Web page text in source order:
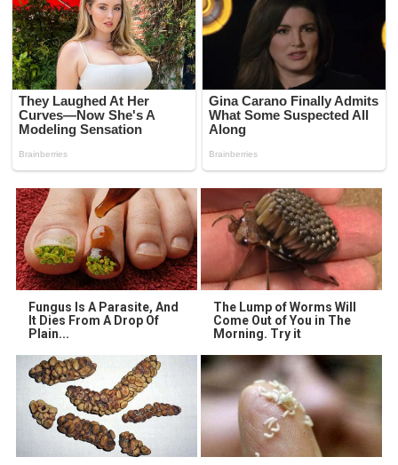
Fungus Is A Parasite, And
It Dies From A Drop Of
Plain...
The Lump of Worms Will
Come Out of You in The
Morning. Try it